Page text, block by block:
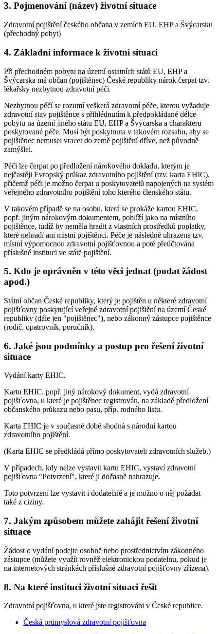
3. Pojmenování (název) životní situace
Zdravotní pojištění českého občana v zemích EU, EHP a Švýcarsku
(přechodný pobyt)
4. Základní informace k životní situaci
Při přechodném pobytu na území ostatních států EU, EHP a
Švýcarska má občan (pojištěnec) České republiky nárok čerpat tzv.
lékařsky nezbytnou zdravotní péči.
Nezbytnou péčí se rozumí veškerá zdravotní péče, kterou vyžaduje
zdravotní stav pojištěnce s přihlédnutím k předpokládané délce
pobytu na území jiného státu EU, EHP a Švýcarska a charakteru
poskytované péče. Musí být poskytnuta v takovém rozsahu, aby se
pojištěnec nemusel vracet do země pojištění dříve, než původně
zamýšlel.
Péči lze čerpat po předložení nárokového dokladu, kterým je
nejčastěji Evropský průkaz zdravotního pojištění (tzv. karta EHIC),
přičemž péči je možno čerpat u poskytovatelů napojených na systém
veřejného zdravotního pojištění toho kterého členského státu.
V takovém případě se na osobu, která se prokáže kartou EHIC,
popř. jiným nárokovým dokumentem, pohlíží jako na místního
pojištěnce, tudíž by neměla hradit z vlastních prostředků poplatky,
které nehradí ani místní pojištěnci. Péče je následně uhrazena tzv.
místní výpomocnou zdravotní pojišťovnou a poté přeúčtována
příslušné instituci ve státě pojištění.
5. Kdo je oprávněn v této věci jednat (podat žádost
apod.)
Státní občan České republiky, který je pojištěn u některé zdravotní
pojišťovny poskytující veřejné zdravotní pojištění na území České
republiky (dále jen "pojištěnec"), nebo zákonný zástupce pojištěnce
(rodič, opatrovník, poručník).
6. Jaké jsou podmínky a postup pro řešení životní
situace
Vydání karty EHIC.
Kartu EHIC, popř. jiný nárokový dokument, vydá zdravotní
pojišťovna, u které je pojištěnec registrován, na základě předložení
občanského průkazu nebo pasu, příp. rodného listu.
Karta EHIC je v současné době shodná s národní kartou
zdravotního pojištění.
(Karta EHIC se předkládá přímo poskytovateli zdravotních služeb.)
V případech, kdy nelze vystavit kartu EHIC, vystaví zdravotní
pojišťovna "Potvrzení", které ji dočasně nahrazuje.
Toto potvrzení lze vystavit i dodatečně a je možno o něj požádat
také z ciziny.
7. Jakým způsobem můžete zahájit řešení životní
situace
Žádost o vydání podejte osobně nebo prostřednictvím zákonného
zástupce (můžete využít rovněž elektronickou podatelnu, pokud je
na internetových stránkách příslušné zdravotní pojišťovny zřízena).
8. Na které instituci životní situaci řešit
Zdravotní pojišťovna, u které jste registrováni v České republice.
Česká průmyslová zdravotní pojišťovna